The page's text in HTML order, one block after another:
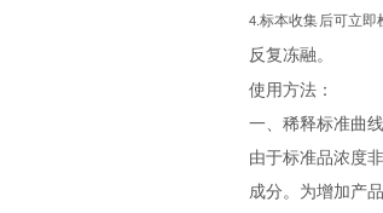
4.标本收集后可立即
反复冻融。
使用方法：
一、稀释标准曲
由于标准品浓度
成分。为增加产